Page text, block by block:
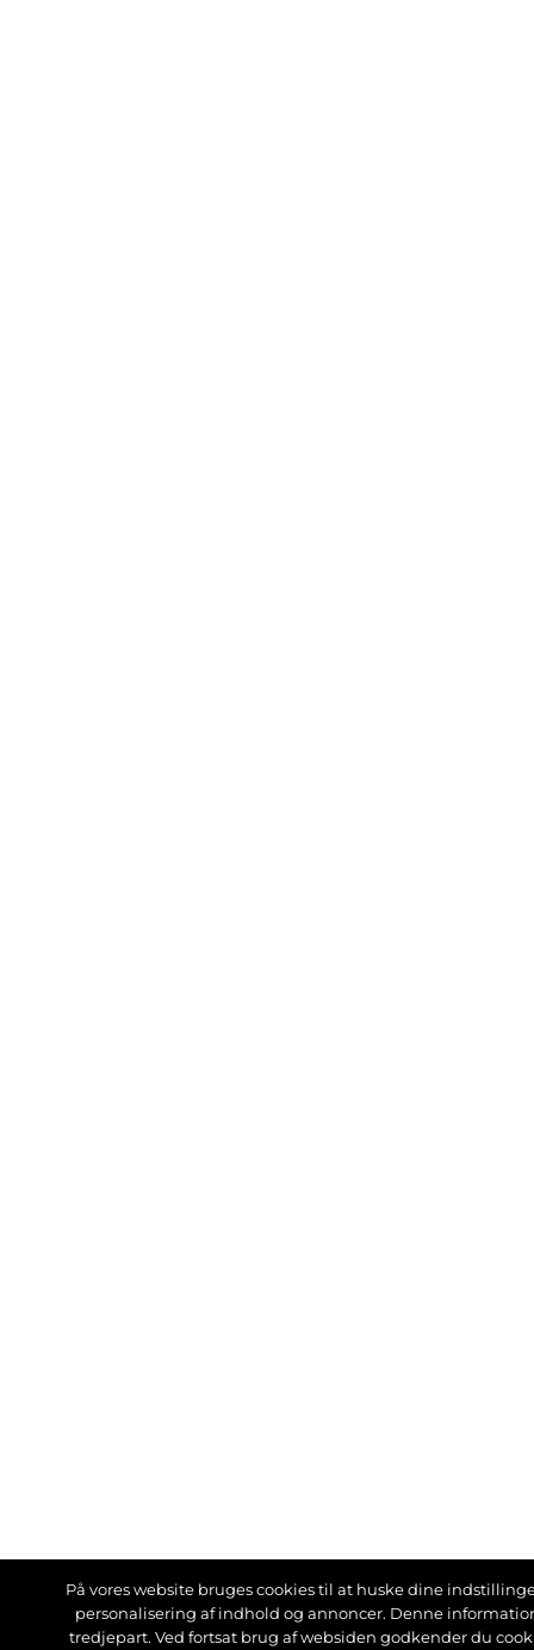
På vores website bruges cookies til at huske dine
personalisering af indhold og annoncer. Denne
tredjepart. Ved fortsat brug af websiden godkender du